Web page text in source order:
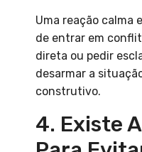
Uma reação calma
de entrar em
direta ou pedir
desarmar a
construtivo.
4. Existe